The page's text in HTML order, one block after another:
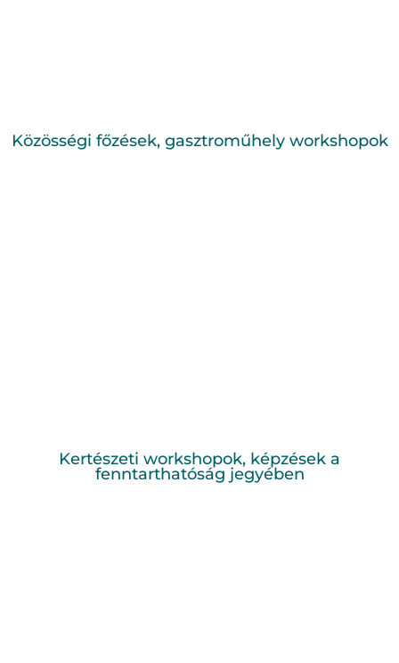
Közösségi főzések, gasztroműhely workshopok
Kertészeti workshopok, képzések a
fenntarthatóság jegyében